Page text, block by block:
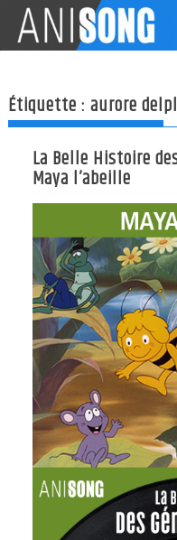
content
Étiquette :aurore
La Belle Histoire
Maya l’abeille